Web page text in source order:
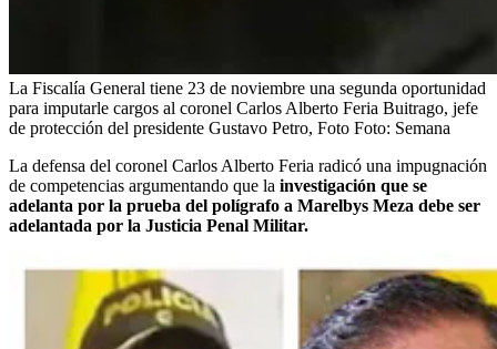
La Fiscalía General tiene 23 de noviembre una segunda oportunidad
para imputarle cargos al coronel Carlos Alberto Feria Buitrago, jefe
de protección del presidente Gustavo Petro, Foto Foto: Semana
La defensa del coronel Carlos Alberto Feria radicó una impugnación
de competencias argumentando que la investigación que se
adelanta por la prueba del polígrafo a Marelbys Meza debe ser
adelantada por la Justicia Penal Militar.